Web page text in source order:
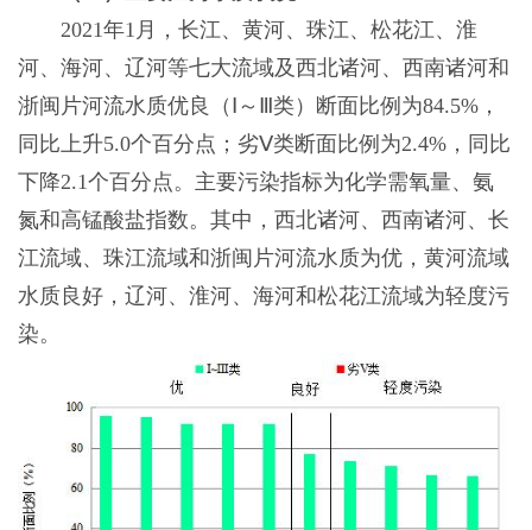
2021年1月，长江、黄河、珠江、松花江、淮
河、海河、辽河等七大流域及西北诸河、西南诸河和
浙闽片河流水质优良（Ⅰ～Ⅲ类）断面比例为84.5%，
同比上升5.0个百分点；劣Ⅴ类断面比例为2.4%，同比
下降2.1个百分点。主要污染指标为化学需氧量、氨
氮和高锰酸盐指数。其中，西北诸河、西南诸河、长
江流域、珠江流域和浙闽片河流水质为优，黄河流域
水质良好，辽河、淮河、海河和松花江流域为轻度污
染。